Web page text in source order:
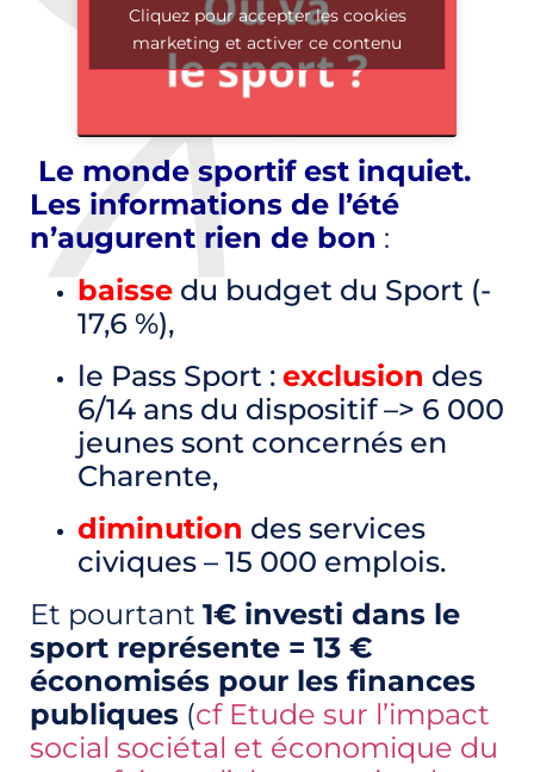
Cliquez pour accepter les cookies
marketing et activer ce contenu
Le monde sportif est inquiet.
Les informations de l’été
n’augurent rien de bon :
baisse du budget du Sport (-
17,6 %),
le Pass Sport : exclusion des
6/14 ans du dispositif –> 6 000
jeunes sont concernés en
Charente,
diminution des services
civiques – 15 000 emplois.
Et pourtant 1€ investi dans le
sport représente = 13 €
économisés pour les finances
publiques (cf Etude sur l’impact
social sociétal et économique du